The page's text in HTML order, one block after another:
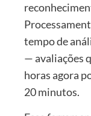
tempo de
— avaliações
horas agora
20 minutos.